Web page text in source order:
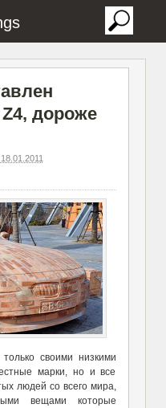
дороже
своими низкими
марки, но и все
людей со всего мира,
вещами которые